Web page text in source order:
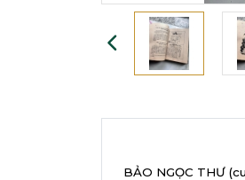
BẢO NGỌC THƯ